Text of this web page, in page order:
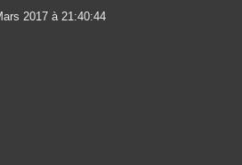
2017 à 21:40:44